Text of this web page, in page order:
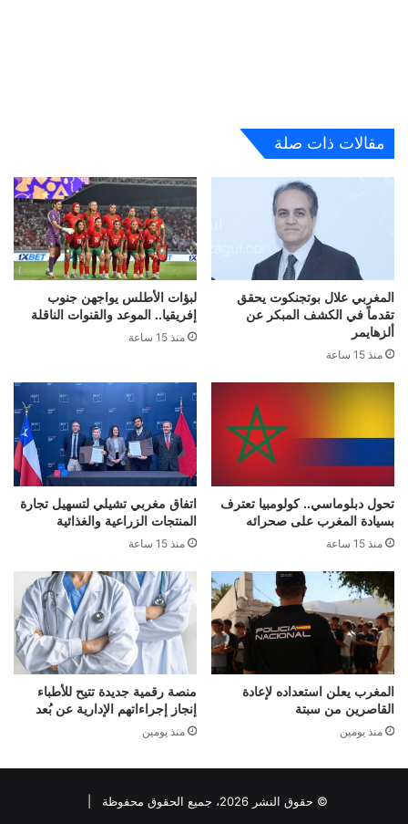
مقالات ذات صلة
المغربي علال بوتجنكوت يحقق
تقدماً في الكشف المبكر عن
ألزهايمر
منذ 15 ساعة
لبؤات الأطلس يواجهن جنوب
إفريقيا.. الموعد والقنوات الناقلة
منذ 15 ساعة
تحول دبلوماسي.. كولومبيا تعترف
بسيادة المغرب على صحرائه
منذ 15 ساعة
اتفاق مغربي تشيلي لتسهيل تجارة
المنتجات الزراعية والغذائية
منذ 15 ساعة
المغرب يعلن استعداده لإعادة
القاصرين من سبتة
منذ يومين
منصة رقمية جديدة تتيح للأطباء
إنجاز إجراءاتهم الإدارية عن بُعد
منذ يومين
© حقوق النشر 2026، جميع الحقوق محفوظة |